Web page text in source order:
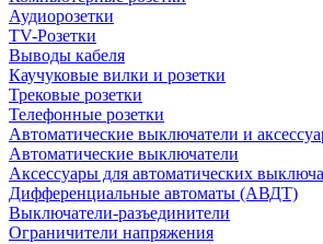
Аудиорозетки
TV-Розетки
Выводы кабеля
Каучуковые вилки и розетки
Трековые розетки
Телефонные розетки
Автоматические выключатели и
Автоматические выключатели
Аксессуары для автоматических
Дифференциальные автоматы (АВДТ)
Выключатели-разъединители
Ограничители напряжения